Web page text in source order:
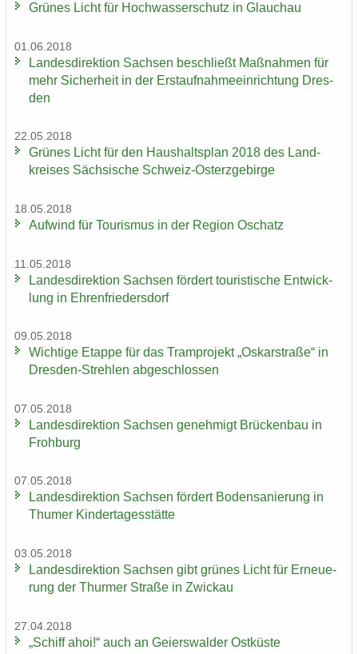
Grü­nes Licht für Hoch­was­ser­schutz in Glauch­au
01.06.2018
Lan­des­di­rek­ti­on Sach­sen be­schließt Maß­nah­men für
mehr Si­cher­heit in der Erst­auf­nah­me­ein­rich­tung Dres­
den
22.05.2018
Grü­nes Licht für den Haus­halts­plan 2018 des Land­
krei­ses Säch­si­sche Schweiz-​Osterzgebirge
18.05.2018
Auf­wind für Tou­ris­mus in der Re­gi­on Oschatz
11.05.2018
Lan­des­di­rek­ti­on Sach­sen för­dert tou­ris­ti­sche Ent­wick­
lung in Eh­ren­frie­ders­dorf
09.05.2018
Wich­ti­ge Etap­pe für das Tram­pro­jekt „Os­kar­stra­ße“ in
Dresden-​Strehlen ab­ge­schlos­sen
07.05.2018
Lan­des­di­rek­ti­on Sach­sen ge­neh­migt Brü­cken­bau in
Froh­burg
07.05.2018
Lan­des­di­rek­ti­on Sach­sen för­dert Bo­den­sa­nie­rung in
Thu­mer Kin­der­ta­ges­stät­te
03.05.2018
Lan­des­di­rek­ti­on Sach­sen gibt grü­nes Licht für Er­neue­
rung der Thur­mer Stra­ße in Zwi­ckau
27.04.2018
„Schiff ahoi!“ auch an Gei­ers­wal­der Ost­küs­te